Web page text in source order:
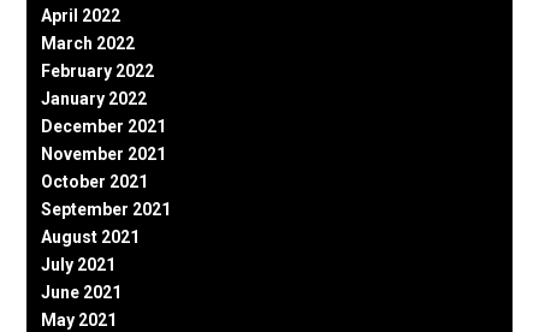
April 2022
March 2022
February 2022
January 2022
December 2021
November 2021
October 2021
September 2021
August 2021
July 2021
June 2021
May 2021